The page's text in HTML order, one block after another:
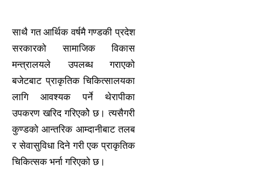
साथै गत आर्थिक वर्षमै गण्डकी प्रदेश
सरकारको सामाजिक विकास
मन्त्रालयले उपलब्ध गराएको
बजेटबाट प्राकृतिक चिकित्सालयका
लागि आवश्यक पर्ने थेरापीका
उपकरण खरिद गरिएकोे छ। त्यसैगरी
कुण्डको आन्तरिक आम्दानीबाट तलब
र सेवासुविधा दिने गरी एक प्राकृतिक
चिकित्सक भर्ना गरिएको छ।